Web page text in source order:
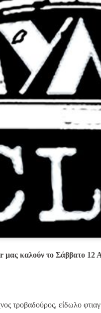
καλούν τo Σάββατο 12
τροβαδούρος, είδωλο